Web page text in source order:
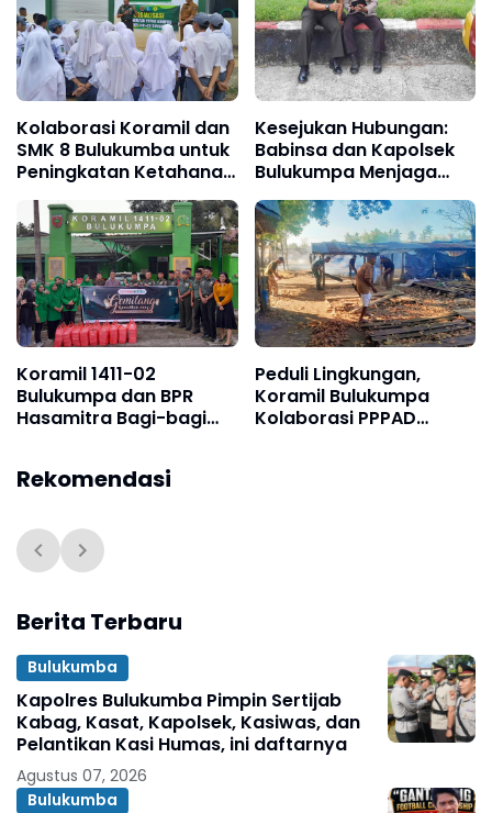
Kolaborasi Koramil dan
SMK 8 Bulukumba untuk
Peningkatan Ketahanan
Pangan
Kesejukan Hubungan:
Babinsa dan Kapolsek
Bulukumpa Menjaga
Sinergi di Waktu Santai
Koramil 1411-02
Bulukumpa dan BPR
Hasamitra Bagi-bagi
Peduli Lingkungan,
Koramil Bulukumpa
Kolaborasi PPPAD
Rekomendasi
Berita Terbaru
Bulukumba
Kapolres Bulukumba Pimpin Sertijab
Kabag, Kasat, Kapolsek, Kasiwas, dan
Pelantikan Kasi Humas, ini daftarnya
Agustus 07, 2026
Bulukumba